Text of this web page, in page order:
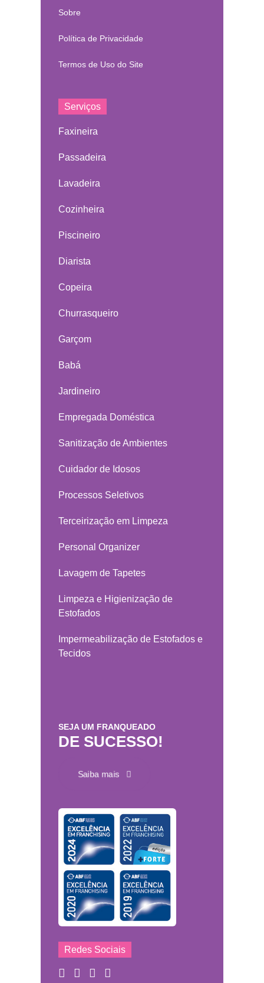
Sobre
Política de Privacidade
Termos de Uso do Site
Serviços
Faxineira
Passadeira
Lavadeira
Cozinheira
Piscineiro
Diarista
Copeira
Churrasqueiro
Garçom
Babá
Jardineiro
Empregada Doméstica
Sanitização de Ambientes
Cuidador de Idosos
Processos Seletivos
Terceirização em Limpeza
Personal Organizer
Lavagem de Tapetes
Limpeza e Higienização de
Estofados
Impermeabilização de Estofados e
Tecidos
SEJA UM FRANQUEADO
DE SUCESSO!
Saiba mais
Redes Sociais